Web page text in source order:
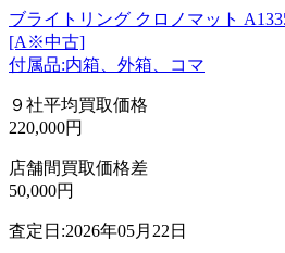
ブライトリング クロノマット
[A※中古]
付属品:内箱、外箱、コマ
９社平均買取価格
220,000円
店舗間買取価格差
50,000円
査定日:2026年05月22日